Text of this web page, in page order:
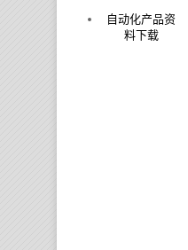
自动化产品资
料下载